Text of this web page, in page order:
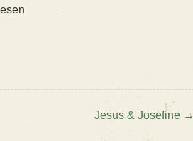
Jesus & Josefine →